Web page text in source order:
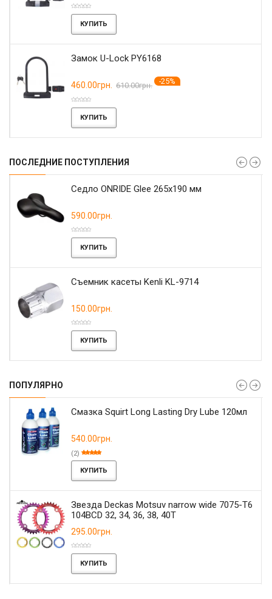
КУПИТЬ
Замок U-Lock PY6168
460.00грн. 610.00грн. -25%
КУПИТЬ
ПОСЛЕДНИЕ ПОСТУПЛЕНИЯ
Седло ONRIDE Glee 265x190 мм
590.00грн.
КУПИТЬ
Съемник касеты Kenli KL-9714
150.00грн.
КУПИТЬ
ПОПУЛЯРНО
Смазка Squirt Long Lasting Dry Lube 120мл
540.00грн.
(2)
КУПИТЬ
Звезда Deckas Motsuv narrow wide 7075-T6
104BCD 32, 34, 36, 38, 40T
295.00грн.
КУПИТЬ